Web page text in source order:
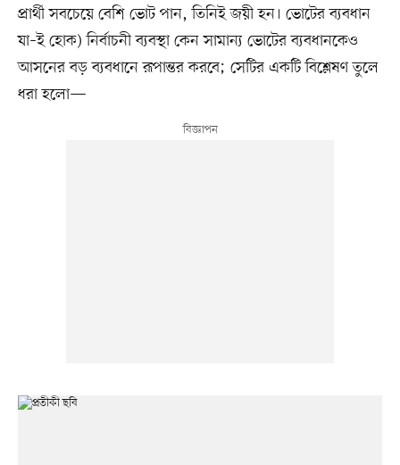
প্রার্থী সবচেয়ে বেশি ভোট পান, তিনিই জয়ী হন। ভোটের ব্যবধান
যা–ই হোক) নির্বাচনী ব্যবস্থা কেন সামান্য ভোটের ব্যবধানকেও
আসনের বড় ব্যবধানে রূপান্তর করবে; সেটির একটি বিশ্লেষণ তুলে
ধরা হলো—